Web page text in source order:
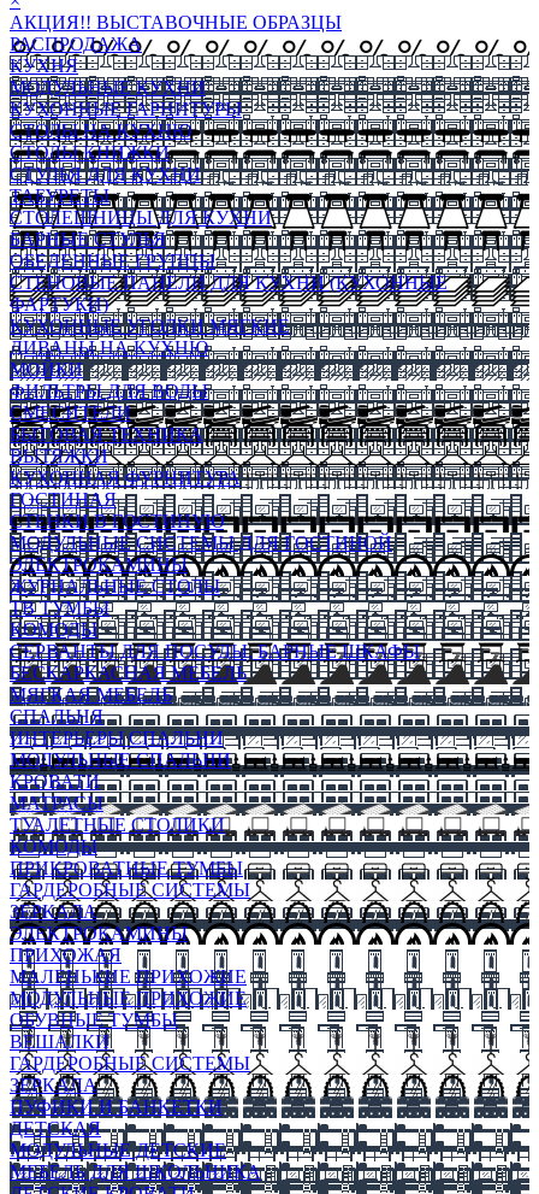
АКЦИЯ!! ВЫСТАВОЧНЫЕ ОБРАЗЦЫ
РАСПРОДАЖА
КУХНЯ
МОДУЛЬНЫЕ КУХНИ
КУХОННЫЕ ГАРНИТУРЫ
СТОЛЫ НА КУХНЮ
СТОЛЫ КНИЖКИ
СТУЛЬЯ ДЛЯ КУХНИ
ТАБУРЕТЫ
СТОЛЕШНИЦЫ ДЛЯ КУХНИ
БАРНЫЕ СТУЛЬЯ
ОБЕДЕННЫЕ ГРУППЫ
СТЕНОВЫЕ ПАНЕЛИ ДЛЯ КУХНИ (КУХОННЫЕ
ФАРТУКИ)
КУХОННЫЕ УГОЛКИ МЯГКИЕ
ДИВАНЫ НА КУХНЮ
МОЙКИ
ФИЛЬТРЫ ДЛЯ ВОДЫ
СМЕСИТЕЛИ
БЫТОВАЯ ТЕХНИКА
ВЫТЯЖКИ
КУХОННАЯ ФУРНИТУРА
ГОСТИНАЯ
СТЕНКИ В ГОСТИНУЮ
МОДУЛЬНЫЕ СИСТЕМЫ ДЛЯ ГОСТИНОЙ
ЭЛЕКТРОКАМИНЫ
ЖУРНАЛЬНЫЕ СТОЛЫ
ТВ ТУМБЫ
КОМОДЫ
СЕРВАНТЫ ДЛЯ ПОСУДЫ, БАРНЫЕ ШКАФЫ
БЕСКАРКАСНАЯ МЕБЕЛЬ
МЯГКАЯ МЕБЕЛЬ
СПАЛЬНЯ
ИНТЕРЬЕРЫ СПАЛЬНИ
МОДУЛЬНЫЕ СПАЛЬНИ
КРОВАТИ
МАТРАСЫ
ТУАЛЕТНЫЕ СТОЛИКИ
КОМОДЫ
ПРИКРОВАТНЫЕ ТУМБЫ
ГАРДЕРОБНЫЕ СИСТЕМЫ
ЗЕРКАЛА
ЭЛЕКТРОКАМИНЫ
ПРИХОЖАЯ
МАЛЕНЬКИЕ ПРИХОЖИЕ
МОДУЛЬНЫЕ ПРИХОЖИЕ
ОБУВНЫЕ ТУМБЫ
ВЕШАЛКИ
ГАРДЕРОБНЫЕ СИСТЕМЫ
ЗЕРКАЛА
ПУФИКИ И БАНКЕТКИ
ДЕТСКАЯ
МОДУЛЬНЫЕ ДЕТСКИЕ
МЕБЕЛЬ ДЛЯ ШКОЛЬНИКА